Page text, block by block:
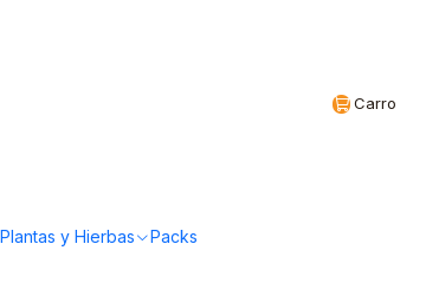
Carro
Plantas y Hierbas Packs